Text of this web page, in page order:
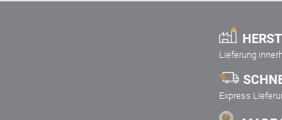
Lieferung
Express